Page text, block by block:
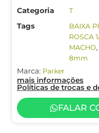
Categoria
T
Tags BAIXA
ROSCA
MACHO,
8mm
Marca: Parker
mais informações
Políticas de trocas e
FALAR